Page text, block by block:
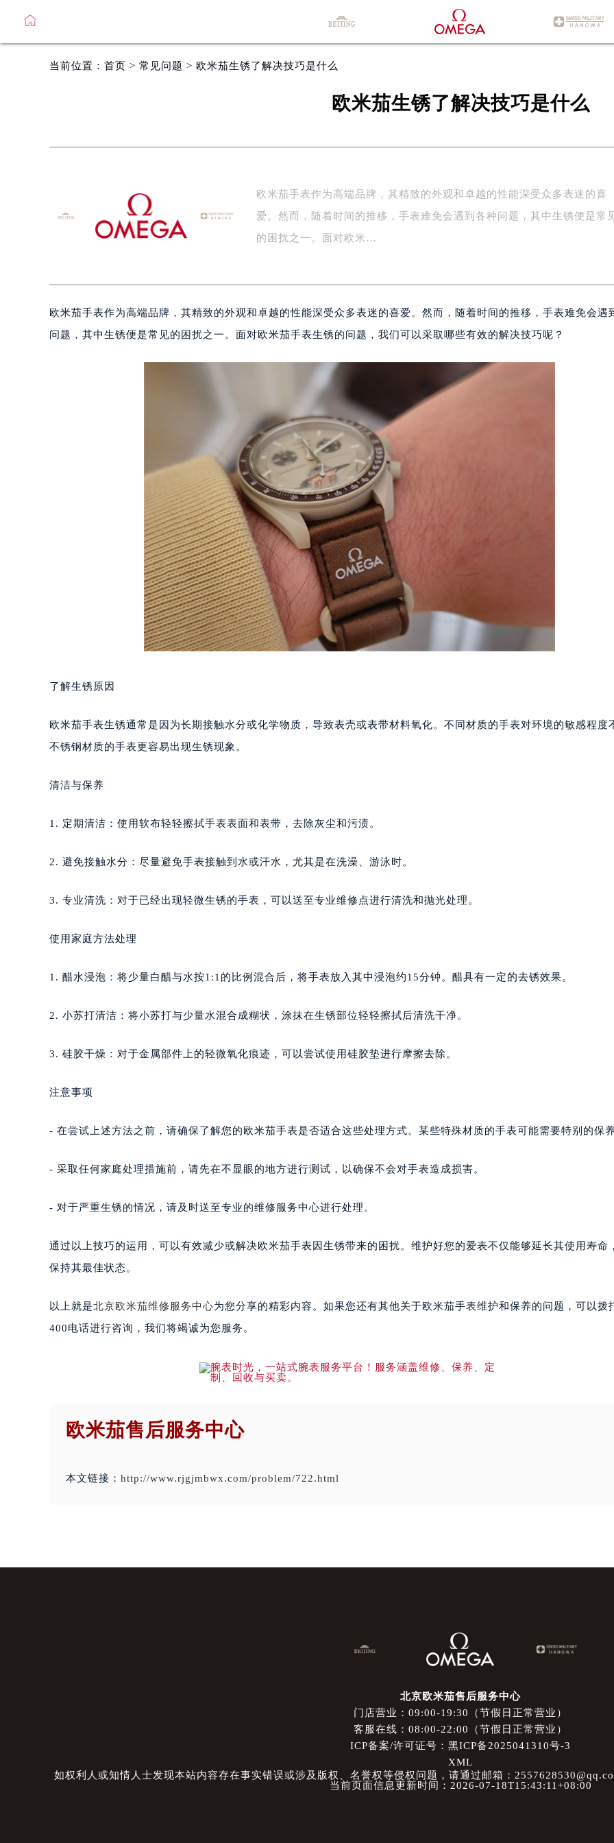
当前位置： 首页 > 常见问题 > 欧米茄生锈了解决技巧是什么
欧米茄生锈了解决技巧是什么
欧米茄手表作为高端品牌，其精致的外观和卓越的性能深受众多表迷的喜
爱。然而，随着时间的推移，手表难免会遇到各种问题，其中生锈便是常
的困扰之一。面对欧米…
欧米茄手表作为高端品牌，其精致的外观和卓越的性能深受众多表迷的喜爱。然而，随着时间的推移，手表难免会遇
问题，其中生锈便是常见的困扰之一。面对欧米茄手表生锈的问题，我们可以采取哪些有效的解决技巧呢？
了解生锈原因
欧米茄手表生锈通常是因为长期接触水分或化学物质，导致表壳或表带材料氧化。不同材质的手表对环境的敏感程度
不锈钢材质的手表更容易出现生锈现象。
清洁与保养
1. 定期清洁：使用软布轻轻擦拭手表表面和表带，去除灰尘和污渍。
2. 避免接触水分：尽量避免手表接触到水或汗水，尤其是在洗澡、游泳时。
3. 专业清洗：对于已经出现轻微生锈的手表，可以送至专业维修点进行清洗和抛光处理。
使用家庭方法处理
1. 醋水浸泡：将少量白醋与水按1:1的比例混合后，将手表放入其中浸泡约15分钟。醋具有一定的去锈效果。
2. 小苏打清洁：将小苏打与少量水混合成糊状，涂抹在生锈部位轻轻擦拭后清洗干净。
3. 硅胶干燥：对于金属部件上的轻微氧化痕迹，可以尝试使用硅胶垫进行摩擦去除。
注意事项
- 在尝试上述方法之前，请确保了解您的欧米茄手表是否适合这些处理方式。某些特殊材质的手表可能需要特别的保
- 采取任何家庭处理措施前，请先在不显眼的地方进行测试，以确保不会对手表造成损害。
- 对于严重生锈的情况，请及时送至专业的维修服务中心进行处理。
通过以上技巧的运用，可以有效减少或解决欧米茄手表因生锈带来的困扰。维护好您的爱表不仅能够延长其使用寿命
保持其最佳状态。
以上就是北京欧米茄维修服务中心为您分享的精彩内容。如果您还有其他关于欧米茄手表维护和保养的问题，可以拨
400电话进行咨询，我们将竭诚为您服务。
欧米茄售后服务中心
本文链接： http://www.rjgjmbwx.com/problem/722.html
北京欧米茄售后服务中心
门店营业：09:00-19:30（节假日正常营业）
客服在线：08:00-22:00（节假日正常营业）
ICP备案/许可证号：黑ICP备2025041310号-3
XML
如权利人或知情人士发现本站内容存在事实错误或涉及版权、名誉权等侵权问题，请通过邮箱：
当前页面信息更新时间：2026-07-18T15:43:11+08:00